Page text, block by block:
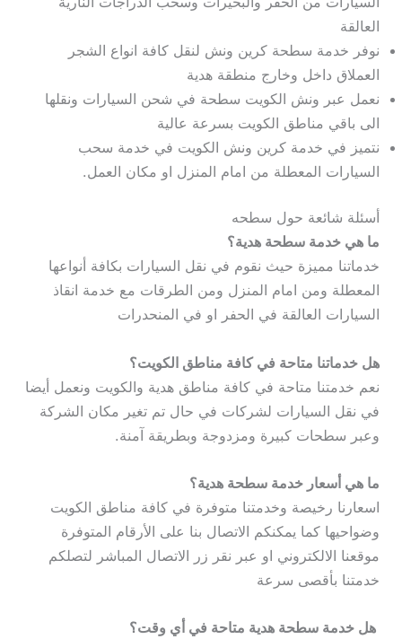
العالقة
نوفر خدمة سطحة كرين ونش لنقل كافة انواع الشجر
العملاق داخل وخارج منطقة هدية
نعمل عبر ونش الكويت سطحة في شحن السيارات ونقلها
الى باقي مناطق الكويت بسرعة عالية
نتميز في خدمة كرين ونش الكويت في خدمة سحب
السيارات المعطلة من امام المنزل او مكان العمل.
أسئلة شائعة حول سطحه
ما هي خدمة سطحة هدية؟
خدماتنا مميزة حيث نقوم في نقل السيارات بكافة أنواعها
المعطلة ومن امام المنزل ومن الطرقات مع خدمة انقاذ
السيارات العالقة في الحفر او في المنحدرات
هل خدماتنا متاحة في كافة مناطق الكويت؟
نعم خدمتنا متاحة في كافة مناطق هدية والكويت ونعمل أيضا
في نقل السيارات لشركات في حال تم تغير مكان الشركة
وعبر سطحات كبيرة ومزدوجة وبطريقة آمنة.
ما هي أسعار خدمة سطحة هدية؟
اسعارنا رخيصة وخدمتنا متوفرة في كافة مناطق الكويت
وضواحيها كما يمكنكم الاتصال بنا على الأرقام المتوفرة
موقعنا الالكتروني او عبر نقر زر الاتصال المباشر لتصلكم
خدمتنا بأقصى سرعة
هل خدمة سطحة هدية متاحة في أي وقت؟